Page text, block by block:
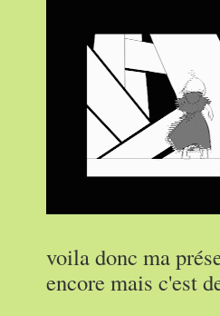
voila donc ma
encore mais c'est